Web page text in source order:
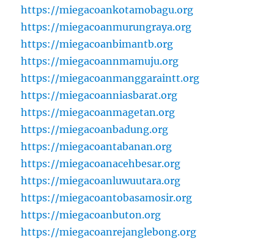
https://miegacoankotamobagu.org
https://miegacoanmurungraya.org
https://miegacoanbimantb.org
https://miegacoannmamuju.org
https://miegacoanmanggaraintt.org
https://miegacoanniasbarat.org
https://miegacoanmagetan.org
https://miegacoanbadung.org
https://miegacoantabanan.org
https://miegacoanacehbesar.org
https://miegacoanluwuutara.org
https://miegacoantobasamosir.org
https://miegacoanbuton.org
https://miegacoanrejanglebong.org